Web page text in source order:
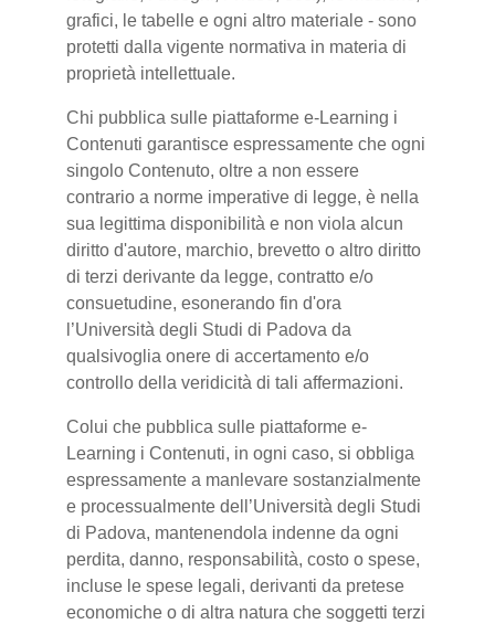
grafici, le tabelle e ogni altro materiale - sono
protetti dalla vigente normativa in materia di
proprietà intellettuale.
Chi pubblica sulle piattaforme e-Learning i
Contenuti garantisce espressamente che ogni
singolo Contenuto, oltre a non essere
contrario a norme imperative di legge, è nella
sua legittima disponibilità e non viola alcun
diritto d'autore, marchio, brevetto o altro diritto
di terzi derivante da legge, contratto e/o
consuetudine, esonerando fin d'ora
l’Università degli Studi di Padova da
qualsivoglia onere di accertamento e/o
controllo della veridicità di tali affermazioni.
Colui che pubblica sulle piattaforme e-
Learning i Contenuti, in ogni caso, si obbliga
espressamente a manlevare sostanzialmente
e processualmente dell’Università degli Studi
di Padova, mantenendola indenne da ogni
perdita, danno, responsabilità, costo o spese,
incluse le spese legali, derivanti da pretese
economiche o di altra natura che soggetti terzi